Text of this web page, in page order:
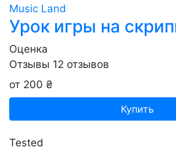
Music Land
Урок игры на
Оценка
Отзывы 12 отзывов
от 200 ₴
Купить
Tested